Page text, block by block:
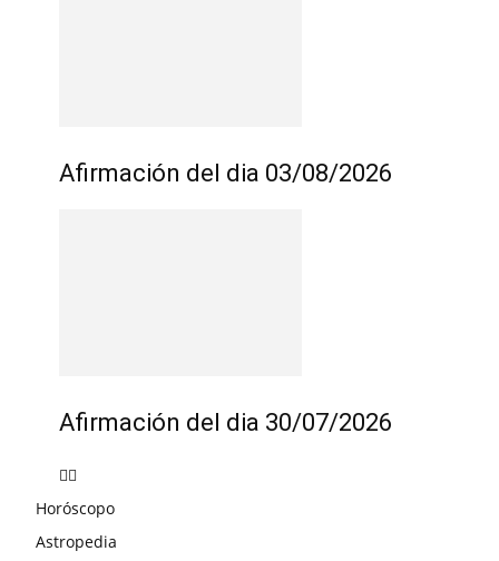
Afirmación del dia 03/08/2026
Afirmación del dia 30/07/2026
Horóscopo
Astropedia